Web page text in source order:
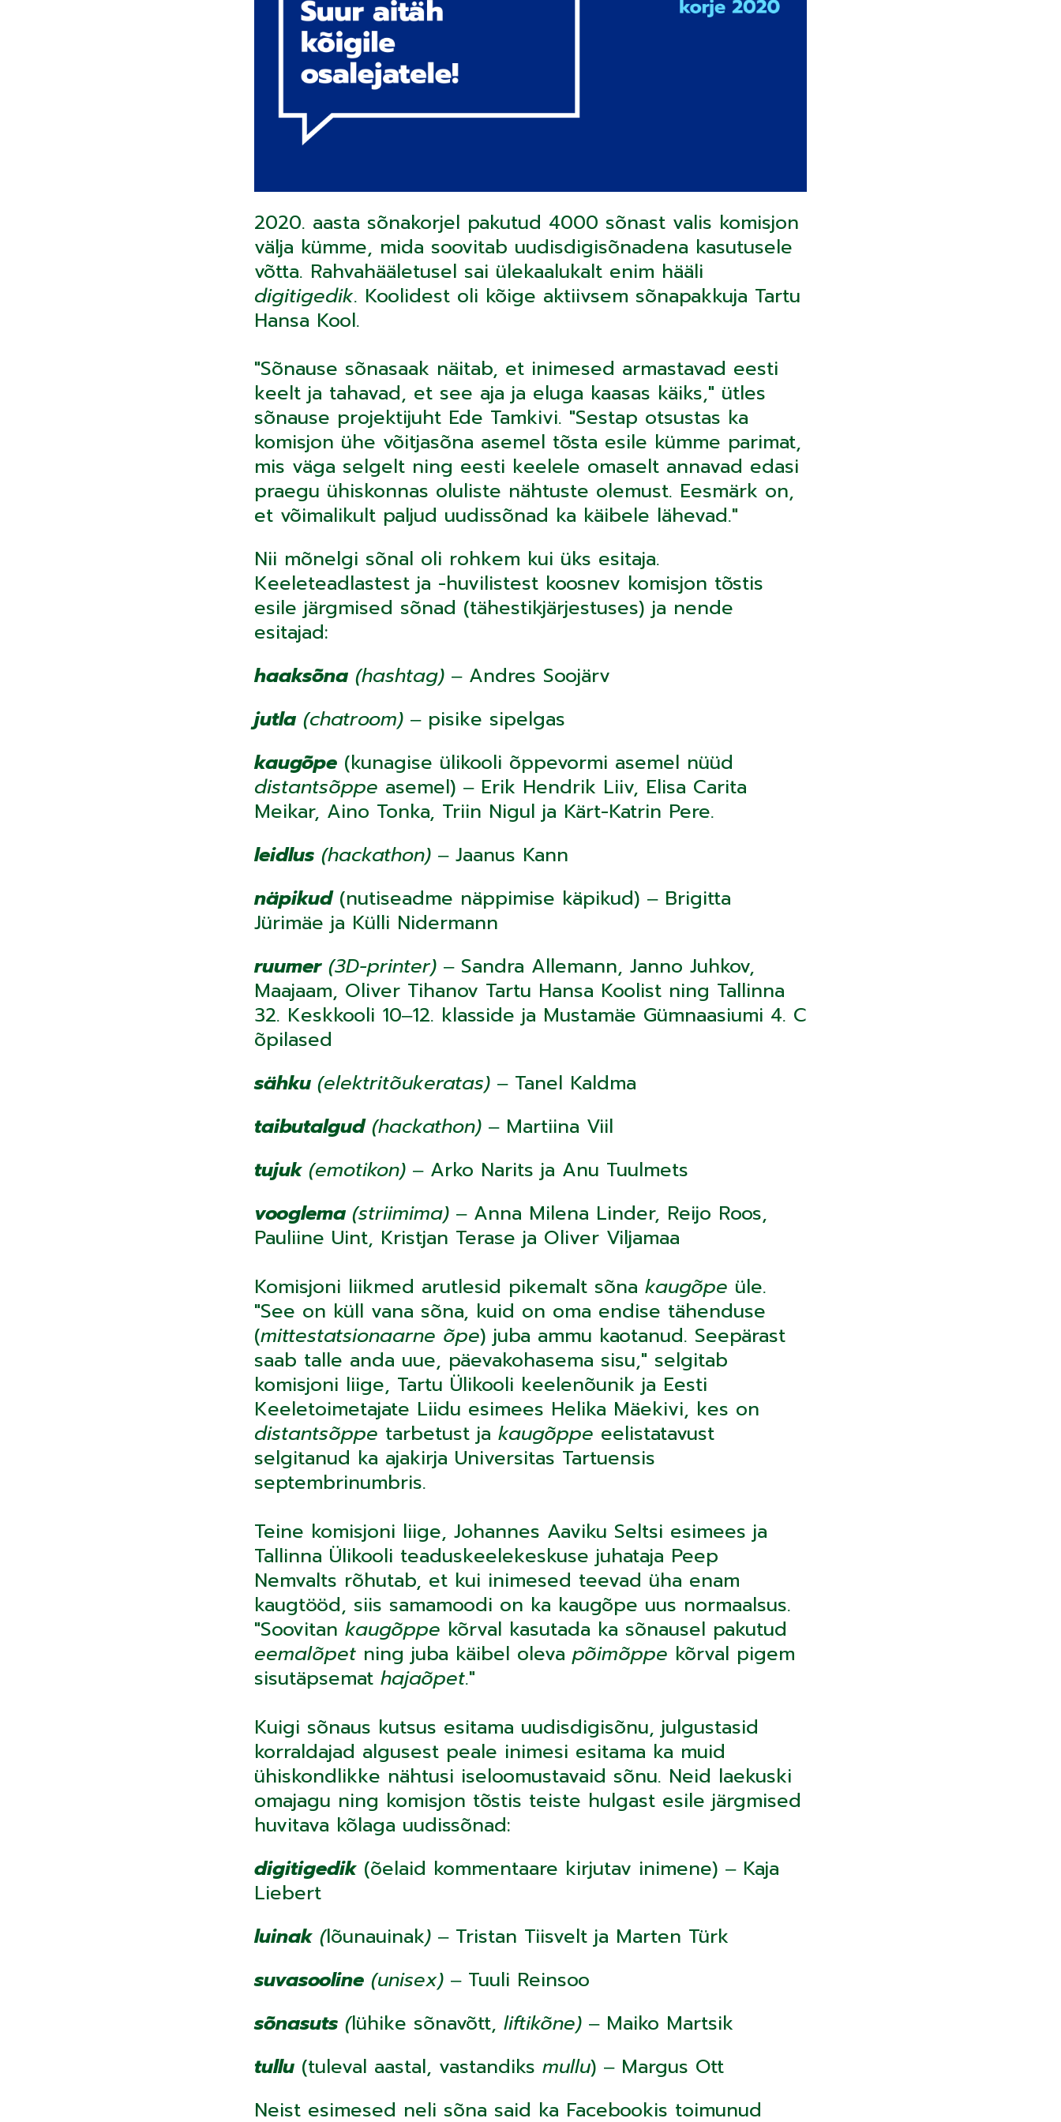
2020. aasta sõnakorjel pakutud 4000 sõnast valis komisjon
välja kümme, mida soovitab uudisdigisõnadena kasutusele
võtta. Rahvahääletusel sai ülekaalukalt enim hääli
digitigedik. Koolidest oli kõige aktiivsem sõnapakkuja Tartu
Hansa Kool.
"Sõnause sõnasaak näitab, et inimesed armastavad eesti
keelt ja tahavad, et see aja ja eluga kaasas käiks," ütles
sõnause projektijuht Ede Tamkivi. "Sestap otsustas ka
komisjon ühe võitjasõna asemel tõsta esile kümme parimat,
mis väga selgelt ning eesti keelele omaselt annavad edasi
praegu ühiskonnas oluliste nähtuste olemust. Eesmärk on,
et võimalikult paljud uudissõnad ka käibele lähevad."
Nii mõnelgi sõnal oli rohkem kui üks esitaja.
Keeleteadlastest ja -huvilistest koosnev komisjon tõstis
esile järgmised sõnad (tähestikjärjestuses) ja nende
esitajad:
haaksõna (hashtag) ‒ Andres Soojärv
jutla (chatroom) ‒ pisike sipelgas
kaugõpe (kunagise ülikooli õppevormi asemel nüüd
distantsõppe asemel) ‒ Erik Hendrik Liiv, Elisa Carita
Meikar, Aino Tonka, Triin Nigul ja Kärt-Katrin Pere.
leidlus (hackathon) ‒ Jaanus Kann
näpikud(nutiseadme näppimise käpikud) ‒ Brigitta
Jürimäe ja Külli Nidermann
ruumer(3D-printer) ‒ Sandra Allemann, Janno Juhkov,
Maajaam, Oliver Tihanov Tartu Hansa Koolist ning Tallinna
32. Keskkooli 10‒12. klasside ja Mustamäe Gümnaasiumi 4. C
õpilased
sähku (elektritõukeratas) ‒ Tanel Kaldma
taibutalgud(hackathon) ‒ Martiina Viil
tujuk (emotikon) ‒ Arko Narits ja Anu Tuulmets
vooglema (striimima) ‒ Anna Milena Linder, Reijo Roos,
Pauliine Uint, Kristjan Terase ja Oliver Viljamaa
Komisjoni liikmed arutlesid pikemalt sõna kaugõpe üle.
"See on küll vana sõna, kuid on oma endise tähenduse
(mittestatsionaarne õpe) juba ammu kaotanud. Seepärast
saab talle anda uue, päevakohasema sisu," selgitab
komisjoni liige, Tartu Ülikooli keelenõunik ja Eesti
Keeletoimetajate Liidu esimees Helika Mäekivi, kes on
distantsõppe tarbetust ja kaugõppe eelistatavust
selgitanud ka ajakirja Universitas Tartuensis
septembrinumbris.
Teine komisjoni liige, Johannes Aaviku Seltsi esimees ja
Tallinna Ülikooli teaduskeelekeskuse juhataja Peep
Nemvalts rõhutab, et kui inimesed teevad üha enam
kaugtööd, siis samamoodi on ka kaugõpe uus normaalsus.
"Soovitan kaugõppe kõrval kasutada ka sõnausel pakutud
eemalõpet ning juba käibel olevapõimõppe kõrval pigem
sisutäpsemat hajaõpet."
Kuigi sõnaus kutsus esitama uudisdigisõnu, julgustasid
korraldajad algusest peale inimesi esitama ka muid
ühiskondlikke nähtusi iseloomustavaid sõnu. Neid laekuski
omajagu ning komisjon tõstis teiste hulgast esile järgmised
huvitava kõlaga uudissõnad:
digitigedik (õelaid kommentaare kirjutav inimene) ‒ Kaja
Liebert
luinak (lõunauinak) ‒ Tristan Tiisvelt ja Marten Türk
suvasooline (unisex) ‒ Tuuli Reinsoo
sõnasuts (lühike sõnavõtt, liftikõne) ‒ Maiko Martsik
tullu (tuleval aastal, vastandiks mullu) ‒ Margus Ott
Neist esimesed neli sõna said ka Facebookis toimunud